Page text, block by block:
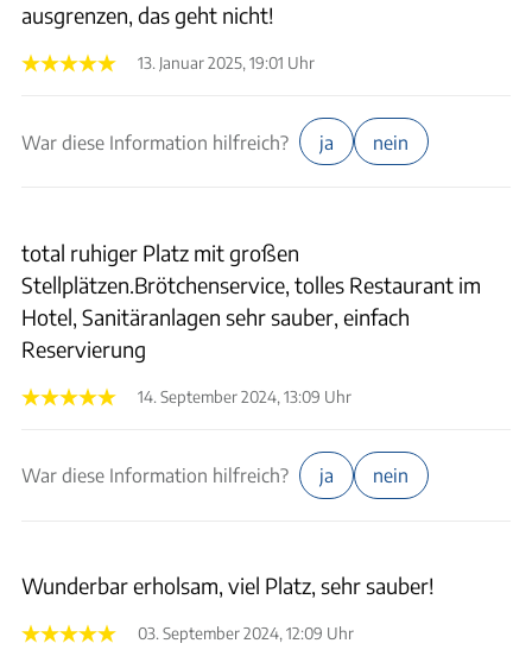
ausgrenzen, das geht nicht!
13. Januar 2025, 19:01 Uhr
War diese Information hilfreich? ja nein
total ruhiger Platz mit großen
Stellplätzen.Brötchenservice, tolles Restaurant im
Hotel, Sanitäranlagen sehr sauber, einfach
Reservierung
14. September 2024, 13:09 Uhr
War diese Information hilfreich? ja nein
Wunderbar erholsam, viel Platz, sehr sauber!
03. September 2024, 12:09 Uhr